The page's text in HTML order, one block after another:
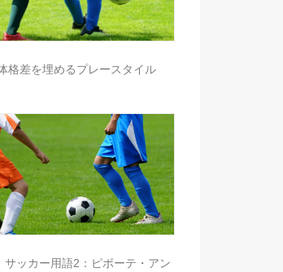
格差を埋めるプレースタイル
サッカー用語2：ピボーテ・アン